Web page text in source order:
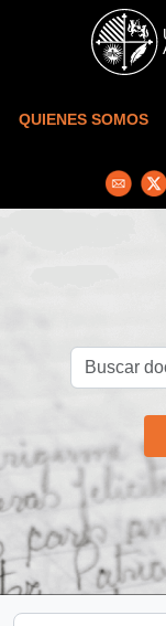
Skip to main content
QUIENES SOMOS